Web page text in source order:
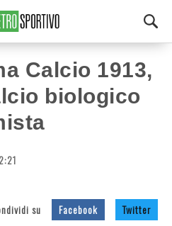
Calcio 1913,
biologico
su Facebook Twitter